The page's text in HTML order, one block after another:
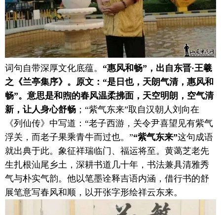
词句自带深厚文化底蕴。 “惠风和畅”，出自东晋·王羲
之《兰亭集序》。 原文：“是日也，天朗气清，惠风和
畅”。 意思是和煦的春风温柔拂面，天空明朗，空气清
新，让人身心舒畅 ；“紫气东来”取自汉朝人刘向在
《列仙传》中写道：“老子西游，关令尹喜望见有紫气
浮关，而老子果乘青牛而过也。”“紫气东来”这句成语
就出典于此。象征祥瑞临门、福运将至。黄蔼芝老先
生扎根汕尾乡土，深耕书道几十年，书法兼具清雅秀
气与朴实气韵。他以笔墨诠释吉语内涵，借行书的舒
展笔意写春风和顺，以开张字形绘祥云东来。